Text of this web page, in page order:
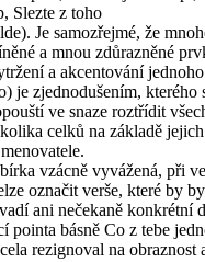
Slezte z toho
Je samozřejmé, že
a mnou zdůrazněné
a akcentování jednoho
je zjednodušením, kterého
ve snaze roztřídit
celků na základě jejich
vzácně vyvážená, při
označit verše, které by
ani nečekaně konkrétní
pointa básně Co z tebe
rezignoval na obraznost